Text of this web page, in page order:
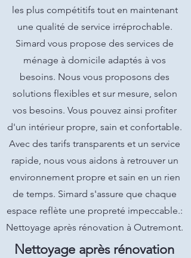
les plus compétitifs tout en maintenant
une qualité de service irréprochable.
Simard vous propose des services de
ménage à domicile adaptés à vos
besoins. Nous vous proposons des
solutions flexibles et sur mesure, selon
vos besoins. Vous pouvez ainsi profiter
d'un intérieur propre, sain et confortable.
Avec des tarifs transparents et un service
rapide, nous vous aidons à retrouver un
environnement propre et sain en un rien
de temps. Simard s'assure que chaque
espace reflète une propreté impeccable.:
Nettoyage après rénovation à Outremont.
Nettoyage après rénovation